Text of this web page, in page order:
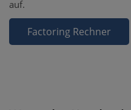
auf.
Factoring Rechner